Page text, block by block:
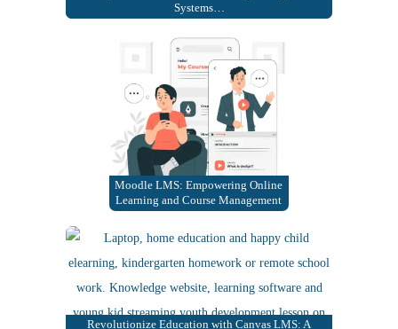
Systems…
Moodle LMS: Empowering Online
Learning and Course Management
Revolutionize Education with Canvas LMS: A